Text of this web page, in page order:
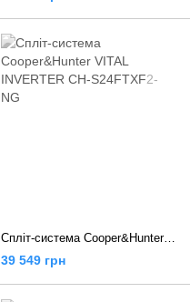
Спліт-система Cooper&Hunter VITAL INVERTER CH-S24FTXF2-NG
39 549 грн